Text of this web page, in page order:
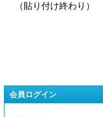
（貼り付け終わり）
会員ログイン